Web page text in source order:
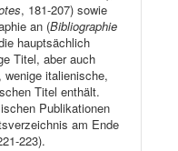
, 181-207) sowie
an (Bibliographie
hauptsächlich
Titel, aber auch
italienische,
Titel enthält.
Publikationen
am Ende
223).